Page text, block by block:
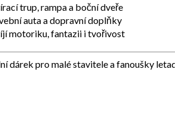
trup, rampa a boční dveře
auta a dopravní doplňky
motoriku, fantazii i tvořivost
dárek pro malé stavitele a fanoušky